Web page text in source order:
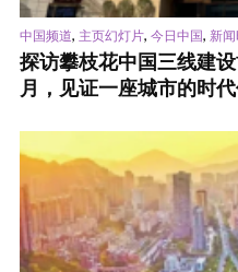
中国频道, 主页幻灯片, 今日中国, 新
探访攀枝花中国三线建
月，见证一座城市的时